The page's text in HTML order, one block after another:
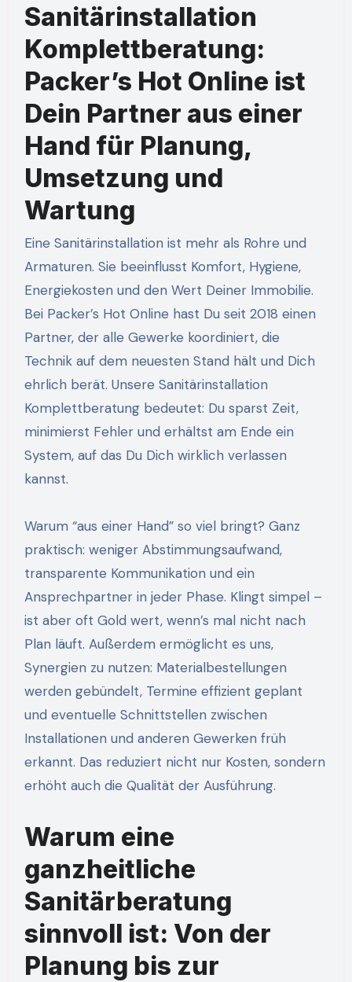
Sanitärinstallation
Komplettberatung:
Packer’s Hot Online ist
Dein Partner aus einer
Hand für Planung,
Umsetzung und
Wartung
Eine Sanitärinstallation ist mehr als Rohre und
Armaturen. Sie beeinflusst Komfort, Hygiene,
Energiekosten und den Wert Deiner Immobilie.
Bei Packer’s Hot Online hast Du seit 2018 einen
Partner, der alle Gewerke koordiniert, die
Technik auf dem neuesten Stand hält und Dich
ehrlich berät. Unsere Sanitärinstallation
Komplettberatung bedeutet: Du sparst Zeit,
minimierst Fehler und erhältst am Ende ein
System, auf das Du Dich wirklich verlassen
kannst.
Warum “aus einer Hand” so viel bringt? Ganz
praktisch: weniger Abstimmungsaufwand,
transparente Kommunikation und ein
Ansprechpartner in jeder Phase. Klingt simpel –
ist aber oft Gold wert, wenn’s mal nicht nach
Plan läuft. Außerdem ermöglicht es uns,
Synergien zu nutzen: Materialbestellungen
werden gebündelt, Termine effizient geplant
und eventuelle Schnittstellen zwischen
Installationen und anderen Gewerken früh
erkannt. Das reduziert nicht nur Kosten, sondern
erhöht auch die Qualität der Ausführung.
Warum eine
ganzheitliche
Sanitärberatung
sinnvoll ist: Von der
Planung bis zur